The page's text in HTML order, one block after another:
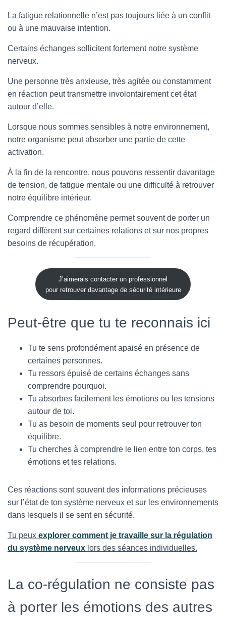
La fatigue relationnelle n’est pas toujours liée à un conflit
ou à une mauvaise intention.
Certains échanges sollicitent fortement notre système
nerveux.
Une personne très anxieuse, très agitée ou constamment
en réaction peut transmettre involontairement cet état
autour d’elle.
Lorsque nous sommes sensibles à notre environnement,
notre organisme peut absorber une partie de cette
activation.
À la fin de la rencontre, nous pouvons ressentir davantage
de tension, de fatigue mentale ou une difficulté à retrouver
notre équilibre intérieur.
Comprendre ce phénomène permet souvent de porter un
regard différent sur certaines relations et sur nos propres
besoins de récupération.
J’aimerais contacter un professionnel
pour retrouver davantage de sécurité intérieure
Peut-être que tu te reconnais ici
Tu te sens profondément apaisé en présence de
certaines personnes.
Tu ressors épuisé de certains échanges sans
comprendre pourquoi.
Tu absorbes facilement les émotions ou les tensions
autour de toi.
Tu as besoin de moments seul pour retrouver ton
équilibre.
Tu cherches à comprendre le lien entre ton corps, tes
émotions et tes relations.
Ces réactions sont souvent des informations précieuses
sur l’état de ton système nerveux et sur les environnements
dans lesquels il se sent en sécurité.
Tu peux explorer comment je travaille sur la régulation
du système nerveux lors des séances individuelles.
La co-régulation ne consiste pas
à porter les émotions des autres